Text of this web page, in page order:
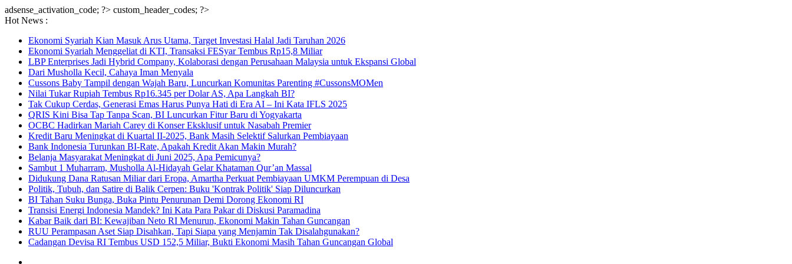
adsense_activation_code; ?> custom_header_codes; ?>
Hot News :
Ekonomi Syariah Kian Masuk Arus Utama, Target Investasi Halal Jadi Taruhan 2026
Ekonomi Syariah Menggeliat di KTI, Transaksi FESyar Tembus Rp15,8 Miliar
LBP Enterprises Jadi Hybrid Company, Kolaborasi dengan Perusahaan Malaysia untuk Ekspansi Global
Dari Musholla Kecil, Cahaya Iman Menyala
Cussons Baby Tampil dengan Wajah Baru, Luncurkan Komunitas Parenting #CussonsMOMen
Nilai Tukar Rupiah Tembus Rp16.345 per Dolar AS, Apa Langkah BI?
Tak Cukup Cerdas, Generasi Emas Harus Punya Hati di Era AI – Ini Kata IFLS 2025
QRIS Kini Bisa Tap Tanpa Scan, BI Luncurkan Fitur Baru di Yogyakarta
OCBC Hadirkan Mariah Carey di Konser Eksklusif untuk Nasabah Premier
Kredit Baru Meningkat di Kuartal II-2025, Bank Masih Selektif Salurkan Pembiayaan
Bank Indonesia Turunkan BI-Rate, Apakah Kredit Akan Makin Murah?
Belanja Masyarakat Meningkat di Juni 2025, Apa Pemicunya?
Sambut 1 Muharram, Musholla Al-Hidayah Gelar Khataman Qur’an Massal
Didukung Dana Ratusan Miliar dari Eropa, Amartha Perkuat Pembiayaan UMKM Perempuan di Desa
Politik, Tubuh, dan Satire di Balik Cerpen: Buku 'Kontrak Politik' Siap Diluncurkan
BI Tahan Suku Bunga, Buka Pintu Penurunan Demi Dorong Ekonomi RI
Transisi Energi Indonesia Mandek? Ini Kata Para Pakar di Diskusi Paramadina
Kabar Baik dari BI: Kewajiban Neto RI Menurun, Ekonomi Makin Tahan Guncangan
RUU Perampasan Aset Siap Disahkan, Tapi Siapa yang Menjamin Tak Disalahgunakan?
Cadangan Devisa RI Tembus USD 152,5 Miliar, Bukti Ekonomi Masih Tahan Guncangan Global